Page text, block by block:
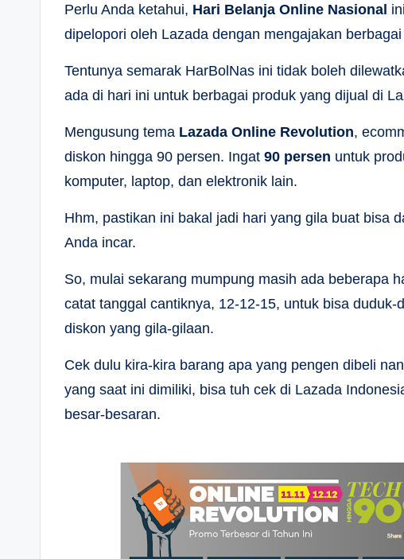
Perlu Anda ketahui, Hari Belanja Online Nasional
dipelopori oleh Lazada dengan mengajakan berbagai
Tentunya semarak HarBolNas ini tidak boleh
ada di hari ini untuk berbagai produk yang dijual di
Mengusung tema Lazada Online Revolution,
diskon hingga 90 persen. Ingat 90 persen untuk
komputer, laptop, dan elektronik lain.
Hhm, pastikan ini bakal jadi hari yang gila buat bisa
Anda incar.
So, mulai sekarang mumpung masih ada beberapa
catat tanggal cantiknya, 12-12-15, untuk bisa
diskon yang gila-gilaan.
Cek dulu kira-kira barang apa yang pengen dibeli
yang saat ini dimiliki, bisa tuh cek di Lazada
besar-besaran.